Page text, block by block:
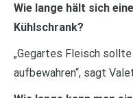
Wie lange hält sich
Kühlschrank?
„Gegartes Fleisch
aufbewahren“, sagt